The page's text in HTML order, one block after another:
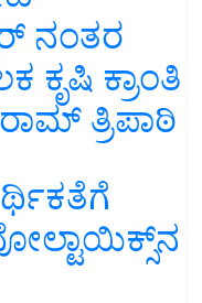
ನಂತರ
ಕ್ರಾಂತಿ
ತ್ರಿಪಾಠಿ